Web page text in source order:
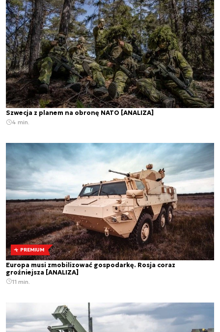
Szwecja z planem na obronę NATO [ANALIZA]
4 min.
PREMIUM
Europa musi zmobilizować gospodarkę. Rosja coraz
groźniejsza [ANALIZA]
11 min.